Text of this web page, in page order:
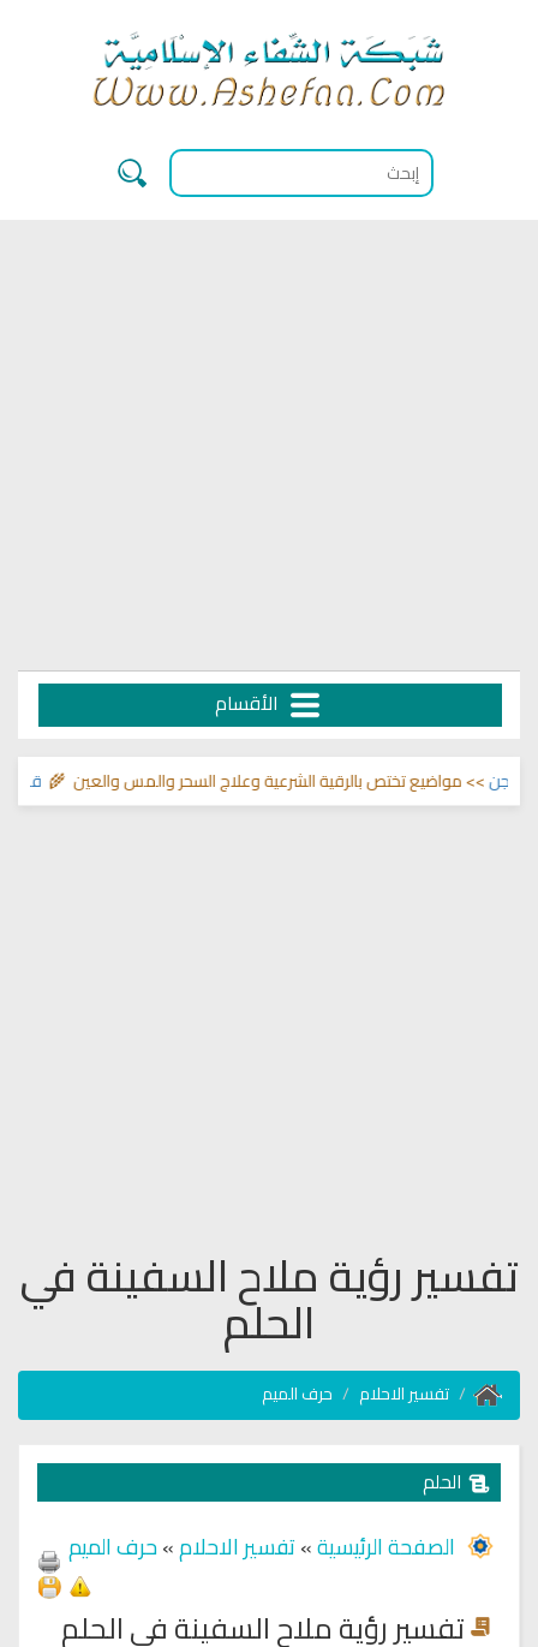
الأقسام
قناة>> مواضيع تختص بالرقية الشرعية وعلاج السحر والمس والعين 🌾
تفسير رؤية ملاح السفينة في
الحلم
تفسير الاحلام حرف الميم
الحلم
الصفحة الرئيسية»تفسير الاحلام»حرف الميم
تفسير رؤية ملاح السفينة في الحلم